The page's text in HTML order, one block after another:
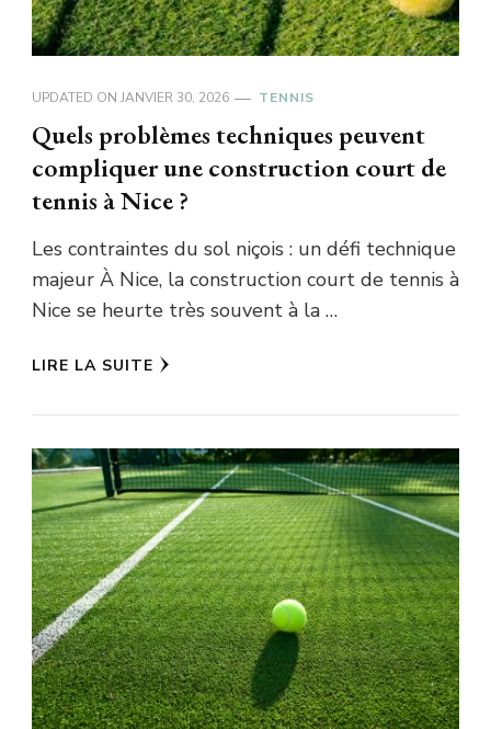
UPDATED ON JANVIER 30, 2026 TENNIS
Quels problèmes techniques peuvent
compliquer une construction court de
tennis à Nice ?
Les contraintes du sol niçois : un défi technique
majeur À Nice, la construction court de tennis à
Nice se heurte très souvent à la …
LIRE LA SUITE